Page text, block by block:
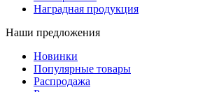
Наградная продукция
Наши предложения
Новинки
Популярные товары
Распродажа